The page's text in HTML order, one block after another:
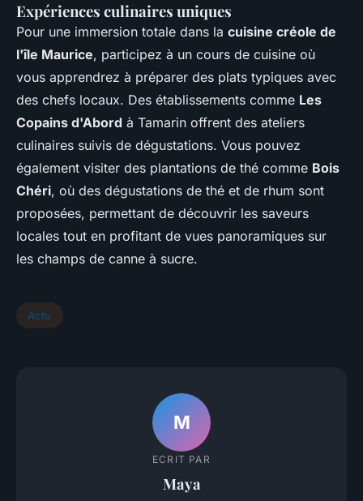
Expériences culinaires uniques
Pour une immersion totale dans la cuisine créole de
l'île Maurice, participez à un cours de cuisine où
vous apprendrez à préparer des plats typiques avec
des chefs locaux. Des établissements comme Les
Copains d'Abord à Tamarin offrent des ateliers
culinaires suivis de dégustations. Vous pouvez
également visiter des plantations de thé comme Bois
Chéri, où des dégustations de thé et de rhum sont
proposées, permettant de découvrir les saveurs
locales tout en profitant de vues panoramiques sur
les champs de canne à sucre.
Actu
M
ECRIT PAR
Maya